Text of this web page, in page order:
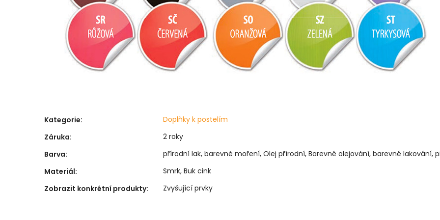
Kategorie:
Doplňky k postelím
Záruka:
2 roky
Barva:
přírodní lak, barevné moření, Olej přírodní, Barevné olejování, barevné lakování,
Materiál:
Smrk, Buk cink
Zobrazit konkrétní produkty: Zvyšující prvky